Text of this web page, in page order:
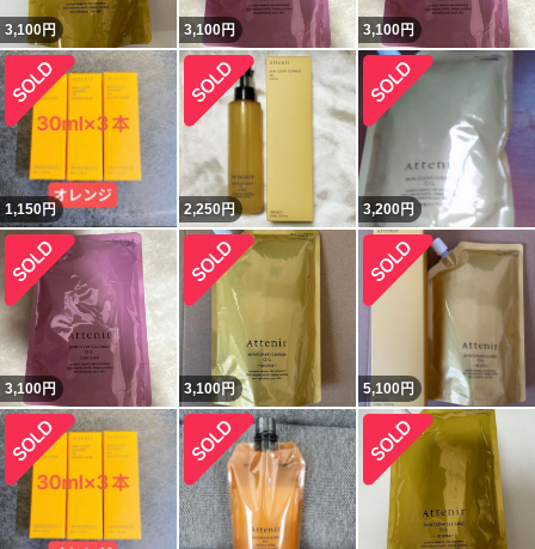
3,100円 3,100円 3,100円
1,150円 2,250円 3,200円
3,100円 3,100円 5,100円